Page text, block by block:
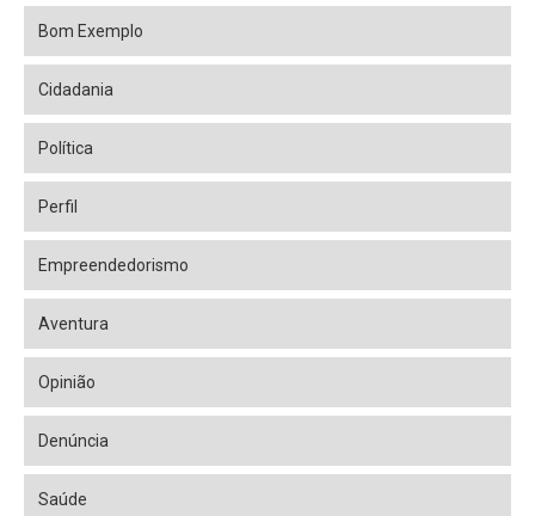
Bom Exemplo
Cidadania
Política
Perfil
Empreendedorismo
Aventura
Opinião
Denúncia
Saúde